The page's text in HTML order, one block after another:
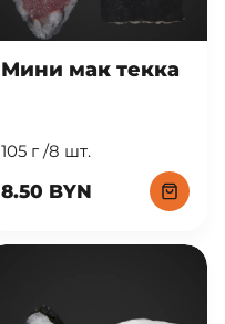
Мини мак текка
105 г /8 шт.
8.50 BYN